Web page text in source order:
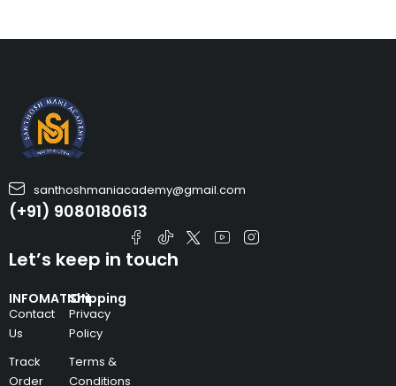
santhoshmaniacademy@gmail.com
(+91) 9080180613
INFOMATION
Contact
Us
Track
Order
Shipping
Privacy
Policy
Terms &
Conditions
Let’s keep in touch